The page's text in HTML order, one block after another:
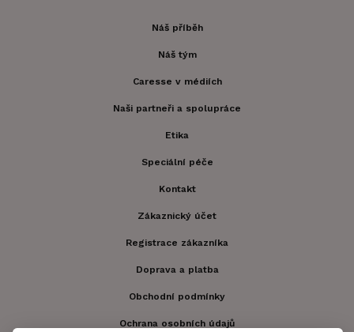
Náš příběh
Náš tým
Caresse v médiích
Naši partneři a spolupráce
Etika
Speciální péče
Kontakt
Zákaznický účet
Registrace zákazníka
Doprava a platba
Obchodní podmínky
Ochrana osobních údajů